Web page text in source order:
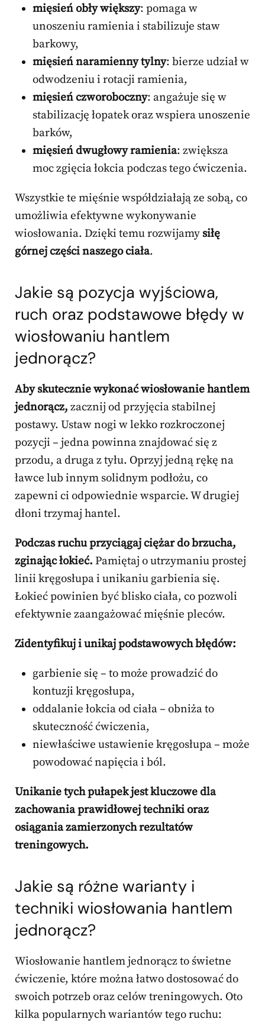
mięsień obły większy: pomaga w
unoszeniu ramienia i stabilizuje staw
barkowy,
mięsień naramienny tylny: bierze udział w
odwodzeniu i rotacji ramienia,
mięsień czworoboczny: angażuje się w
stabilizację łopatek oraz wspiera unoszenie
barków,
mięsień dwugłowy ramienia: zwiększa
moc zgięcia łokcia podczas tego ćwiczenia.
Wszystkie te mięśnie współdziałają ze sobą, co
umożliwia efektywne wykonywanie
wiosłowania. Dzięki temu rozwijamy siłę
górnej części naszego ciała.
Jakie są pozycja wyjściowa,
ruch oraz podstawowe błędy w
wiosłowaniu hantlem
jednorącz?
Aby skutecznie wykonać wiosłowanie hantlem
jednorącz, zacznij od przyjęcia stabilnej
postawy. Ustaw nogi w lekko rozkroczonej
pozycji – jedna powinna znajdować się z
przodu, a druga z tyłu. Oprzyj jedną rękę na
ławce lub innym solidnym podłożu, co
zapewni ci odpowiednie wsparcie. W drugiej
dłoni trzymaj hantel.
Podczas ruchu przyciągaj ciężar do brzucha,
zginając łokieć. Pamiętaj o utrzymaniu prostej
linii kręgosłupa i unikaniu garbienia się.
Łokieć powinien być blisko ciała, co pozwoli
efektywnie zaangażować mięśnie pleców.
Zidentyfikuj i unikaj podstawowych błędów:
garbienie się – to może prowadzić do
kontuzji kręgosłupa,
oddalanie łokcia od ciała – obniża to
skuteczność ćwiczenia,
niewłaściwe ustawienie kręgosłupa – może
powodować napięcia i ból.
Unikanie tych pułapek jest kluczowe dla
zachowania prawidłowej techniki oraz
osiągania zamierzonych rezultatów
treningowych.
Jakie są różne warianty i
techniki wiosłowania hantlem
jednorącz?
Wiosłowanie hantlem jednorącz to świetne
ćwiczenie, które można łatwo dostosować do
swoich potrzeb oraz celów treningowych. Oto
kilka popularnych wariantów tego ruchu: